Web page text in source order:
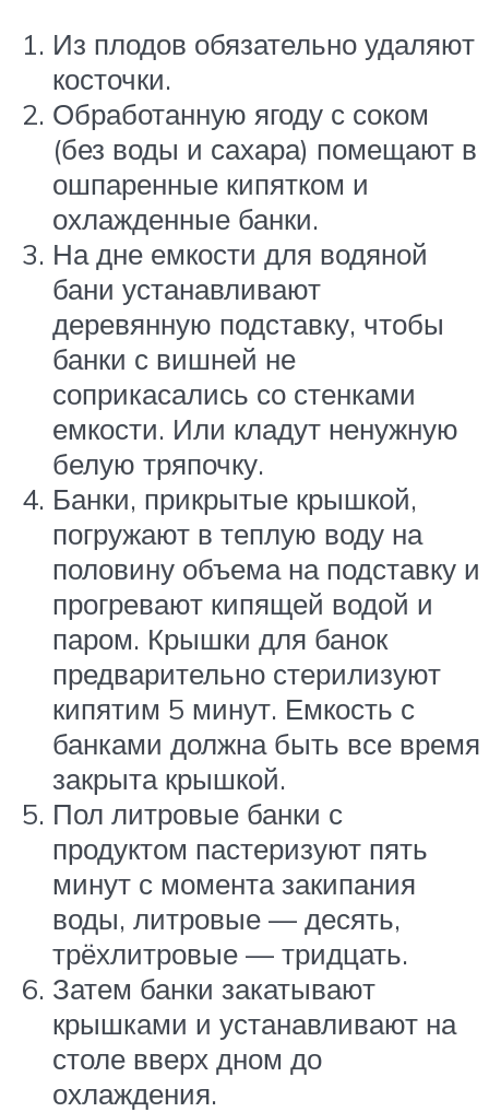
Из плодов обязательно удаляют
косточки.
Обработанную ягоду с соком
(без воды и сахара) помещают в
ошпаренные кипятком и
охлажденные банки.
На дне емкости для водяной
бани устанавливают
деревянную подставку, чтобы
банки с вишней не
соприкасались со стенками
емкости. Или кладут ненужную
белую тряпочку.
Банки, прикрытые крышкой,
погружают в теплую воду на
половину объема на подставку и
прогревают кипящей водой и
паром. Крышки для банок
предварительно стерилизуют
кипятим 5 минут. Емкость с
банками должна быть все время
закрыта крышкой.
Пол литровые банки с
продуктом пастеризуют пять
минут с момента закипания
воды, литровые — десять,
трёхлитровые — тридцать.
Затем банки закатывают
крышками и устанавливают на
столе вверх дном до
охлаждения.